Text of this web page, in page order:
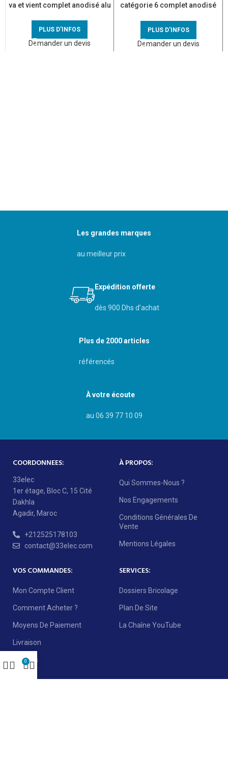
va et vient complet anodisé alu
PLUS D'INFOS
Demander un devis
catégorie 6 complet anodisé
PLUS D'INFOS
Demander un devis
Les grandes marques
au meilleur prix
Expédition offerte
dès 900 Dhs d’achat
Plus de 2000 articles
référencés
À votre écoute
au 06 39 77 10 09
COORDONNEES:
33elec
1er étage, Bloc C, 15 Cité
Dakhla
Agadir, Maroc
+212525178103
contact@33elec.com
À PROPOS:
Qui Sommes-Nous ?
Nos Engagements
Conditions Générales De
Vente
Mentions Légales
VOS COMMANDES:
Mon Compte Client
Comment Acheter ?
Moyens De Paiement
Livraison
Retours
SERVICES:
Dossiers Bricolage
Plan De Site
La Chaîne YouTube
0